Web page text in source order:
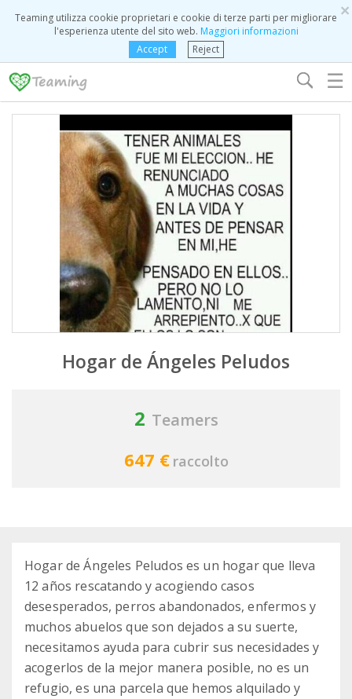
×
Teaming utilizza cookie proprietari e cookie di terze parti per migliorare
l'esperienza utente del sito web. Maggiori informazioni
Accept
Reject
☰
Hogar de Ángeles Peludos
2 Teamers
647 € raccolto
Hogar de Ángeles Peludos es un hogar que lleva
12 años rescatando y acogiendo casos
desesperados, perros abandonados, enfermos y
muchos abuelos que son dejados a su suerte,
necesitamos ayuda para cubrir sus necesidades y
acogerlos de la mejor manera posible, no es un
refugio, es una parcela que hemos alquilado y